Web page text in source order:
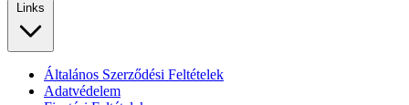
Links
Általános Szerződési Feltételek
Adatvédelem